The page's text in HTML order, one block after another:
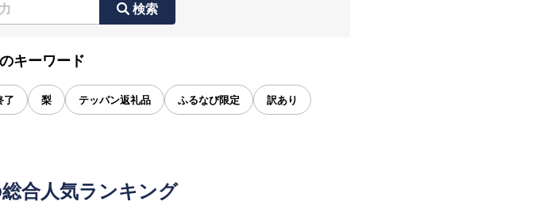
検索
キーワード
了 梨 テッパン返礼品 ふるなび限定 訳あり
合人気ランキング